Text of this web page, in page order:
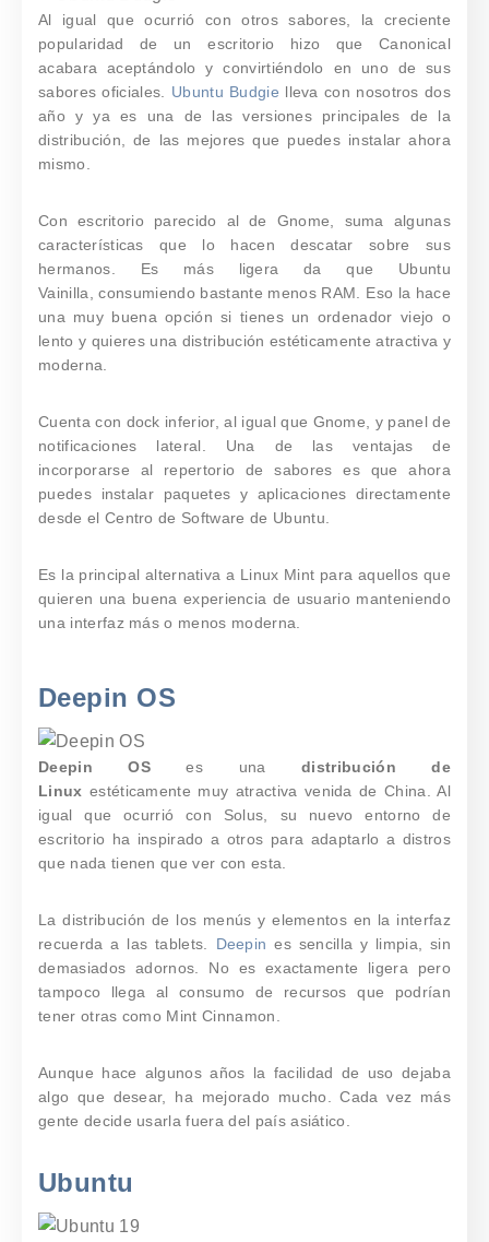
Al igual que ocurrió con otros sabores, la creciente
popularidad de un escritorio hizo que Canonical
acabara aceptándolo y convirtiéndolo en uno de sus
sabores oficiales. Ubuntu Budgie lleva con nosotros dos
año y ya es una de las versiones principales de la
distribución, de las mejores que puedes instalar ahora
mismo.
Con escritorio parecido al de Gnome, suma algunas
características que lo hacen descatar sobre sus
hermanos. Es más ligera da que Ubuntu
Vainilla,consumiendo bastante menos RAM . Eso la hace
una muy buena opción si tienes un ordenador viejo o
lento y quieres una distribución estéticamente atractiva y
moderna.
Cuenta con dock inferior, al igual que Gnome, y panel de
notificaciones lateral. Una de las ventajas de
incorporarse al repertorio de sabores es que ahora
puedes instalar paquetes y aplicaciones directamente
desde el Centro de Software de Ubuntu.
Es la principal alternativa a Linux Mint para aquellos que
quieren una buena experiencia de usuario manteniendo
una interfaz más o menos moderna.
Deepin OS
Deepin OS es unadistribución de
Linux estéticamente muy atractiva venida de China. Al
igual que ocurrió con Solus, su nuevo entorno de
escritorio ha inspirado a otros para adaptarlo a distros
que nada tienen que ver con esta.
La distribución de los menús y elementos en la interfaz
recuerda a las tablets. Deepin es sencilla y limpia, sin
demasiados adornos . No es exactamente ligera pero
tampoco llega al consumo de recursos que podrían
tener otras como Mint Cinnamon.
Aunque hace algunos años la facilidad de uso dejaba
algo que desear, ha mejorado mucho. Cada vez más
gente decide usarla fuera del país asiático.
Ubuntu